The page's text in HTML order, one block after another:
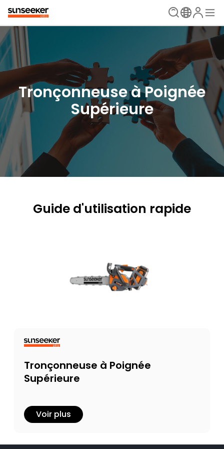
Tronçonneuse à Poignée
Supérieure
Guide d'utilisation rapide
Tronçonneuse à Poignée
Supérieure
Voir plus